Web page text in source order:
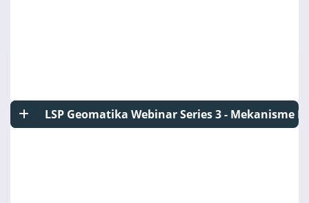
LSP Geomatika Webinar Series 3 - Mekanisme